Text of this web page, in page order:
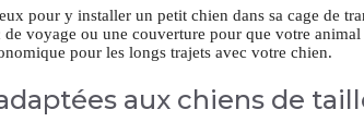
pour y installer un petit chien dans sa cage de
voyage ou une couverture pour que votre
pour les longs trajets avec votre chien.
aux chiens de